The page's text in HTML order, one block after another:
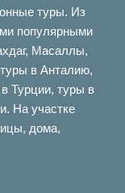
туры. Из
популярными
Масаллы,
в Анталию,
Турции, туры в
На участке
дома,